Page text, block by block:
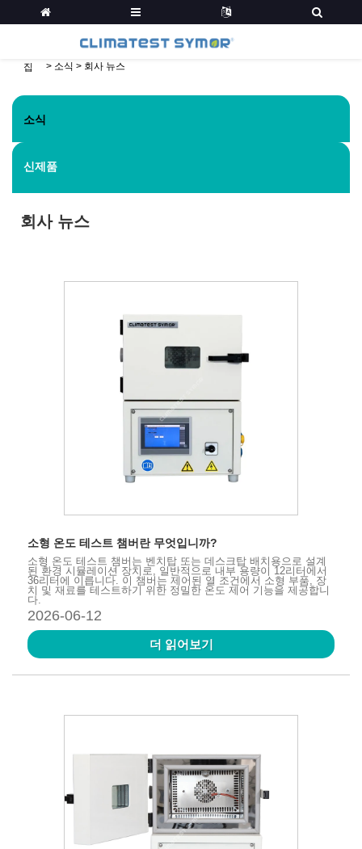
집 > 소식 > 회사 뉴스
소식
신제품
회사 뉴스
소형 온도 테스트 챔버란 무엇입니까?
소형 온도 테스트 챔버는 벤치탑 또는 데스크탑 배치용으로 설계
된 환경 시뮬레이션 장치로, 일반적으로 내부 용량이 12리터에서
36리터에 이릅니다. 이 챔버는 제어된 열 조건에서 소형 부품, 장
치 및 재료를 테스트하기 위한 정밀한 온도 제어 기능을 제공합니
다.
2026-06-12
더 읽어보기